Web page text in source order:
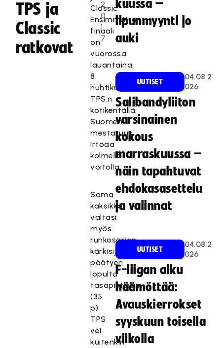
TPS ja
Classic
ratkovat
2
0
1
7
Classic.
Ensimmäinen
finaali
on
vuorossa
lauantaina
8.
huhtikuuta
TPS:n
kotikentällä.
Suomen
mestaruus
irtoaa
kolmella
voitolla.
Sama
kaksikko
valtasi
myös
runkosarjan
kärkisijat
päätyen
lopulta
tasapisteisiin
(35
p).
TPS
vei
kuitenkin
kuussa –
lipunmyynti jo
auki
UUTISET
04.08.2
026
Salibandyliiton
varsinainen
kokous
marraskuussa –
näin tapahtuvat
ehdokasasettelu
ja valinnat
UUTISET
04.08.2
026
F-liigan alku
häämöttää:
Avauskierrokset
syyskuun toisella
viikolla